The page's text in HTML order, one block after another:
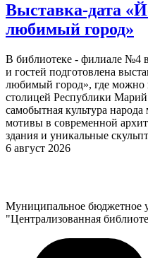
Выставка-дата
любимый город»
В библиотеке - филиале №4 в
и гостей подготовлена
любимый город», где можно
столицей Республики Марий
самобытная культура
мотивы в современной
здания и уникальные
6 август 2026
Муниципальное бюджетное
"Централизованная